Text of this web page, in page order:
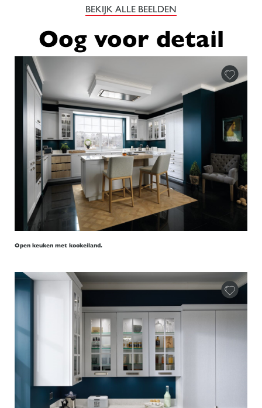
BEKIJK ALLE BEELDEN
Oog voor detail
Open keuken met kookeiland.